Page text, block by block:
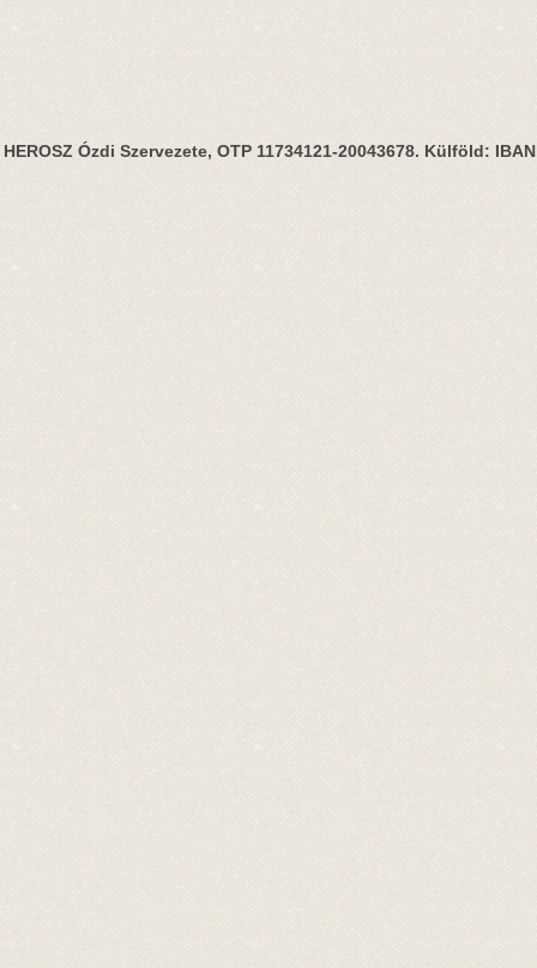
HEROSZ Ózdi Szervezete, OTP 11734121-20043678. Külföld: